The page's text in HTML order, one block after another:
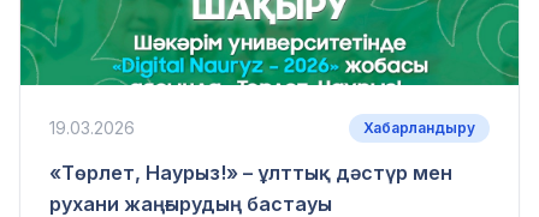
19.03.2026 Хабарландыру
«Төрлет, Наурыз!» – ұлттық дәстүр мен
рухани жаңғырудың бастауы